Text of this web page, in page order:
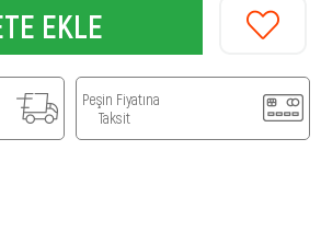
Peşin Fiyatına
Taksit